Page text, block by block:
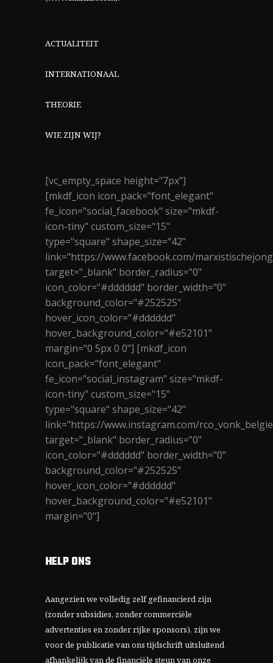
ACTUALITEIT
INTERNATIONAAL
THEORIE
WIE ZIJN WIJ?
[vc_empty_space height="7px"]
[mkdf_icon icon_pack="font_elegant"
fe_icon="social_facebook" size="mkdf-
icon-tiny" custom_size="15"
type="square" shape_size="42"
link="https://www.facebook.com/
target="_blank" border_radius="0"
icon_color="#dddddd" border_width="0"
background_color="#252525"
hover_icon_color="#dddddd"
hover_background_color="#e52101"
margin="0 5px 0 0"] [mkdf_icon
icon_pack="font_elegant"
fe_icon="social_instagram" size="mkdf-
icon-tiny" custom_size="15"
type="square" shape_size="42"
link="https://www.instagram.com/
target="_blank" border_radius="0"
icon_color="#dddddd" border_width="0"
background_color="#252525"
hover_icon_color="#dddddd"
hover_background_color="#e52101"
margin="0"]
HELP ONS
Aangezien we volledig zelf gefinancierd zijn
(zonder subsidies, zonder commerciële
advertenties en zonder rijke sponsors), zijn we
voor de publicatie van ons tijdschrift uitsluitend
afhankelijk van de financiële steun van onze